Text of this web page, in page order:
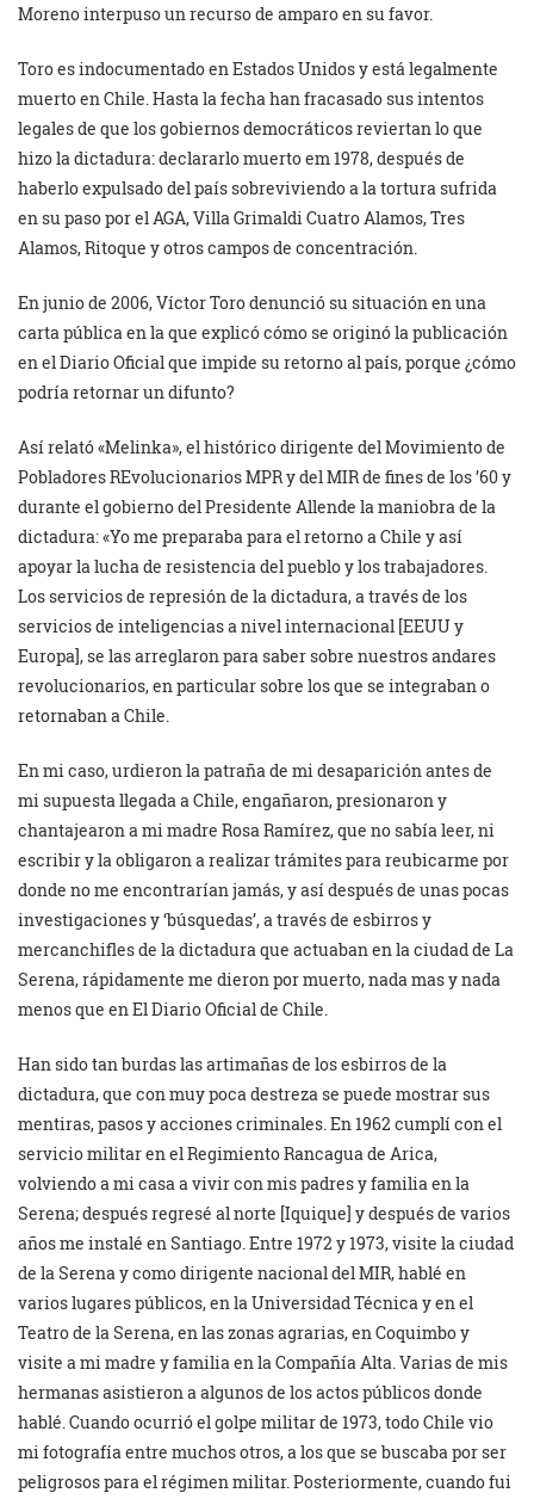
Moreno interpuso un recurso de amparo en su favor.
Toro es indocumentado en Estados Unidos y está legalmente
muerto en Chile. Hasta la fecha han fracasado sus intentos
legales de que los gobiernos democráticos reviertan lo que
hizo la dictadura: declararlo muerto em 1978, después de
haberlo expulsado del país sobreviviendo a la tortura sufrida
en su paso por el AGA, Villa Grimaldi Cuatro Alamos, Tres
Alamos, Ritoque y otros campos de concentración.
En junio de 2006, Víctor Toro denunció su situación en una
carta pública en la que explicó cómo se originó la publicación
en el Diario Oficial que impide su retorno al país, porque ¿cómo
podría retornar un difunto?
Así relató «Melinka», el histórico dirigente del Movimiento de
Pobladores REvolucionarios MPR y del MIR de fines de los ’60 y
durante el gobierno del Presidente Allende la maniobra de la
dictadura: «Yo me preparaba para el retorno a Chile y así
apoyar la lucha de resistencia del pueblo y los trabajadores.
Los servicios de represión de la dictadura, a través de los
servicios de inteligencias a nivel internacional [EEUU y
Europa], se las arreglaron para saber sobre nuestros andares
revolucionarios, en particular sobre los que se integraban o
retornaban a Chile.
En mi caso, urdieron la patraña de mi desaparición antes de
mi supuesta llegada a Chile, engañaron, presionaron y
chantajearon a mi madre Rosa Ramírez, que no sabía leer, ni
escribir y la obligaron a realizar trámites para reubicarme por
donde no me encontrarían jamás, y así después de unas pocas
investigaciones y ‘búsquedas’, a través de esbirros y
mercanchifles de la dictadura que actuaban en la ciudad de La
Serena, rápidamente me dieron por muerto, nada mas y nada
menos que en El Diario Oficial de Chile.
Han sido tan burdas las artimañas de los esbirros de la
dictadura, que con muy poca destreza se puede mostrar sus
mentiras, pasos y acciones criminales. En 1962 cumplí con el
servicio militar en el Regimiento Rancagua de Arica,
volviendo a mi casa a vivir con mis padres y familia en la
Serena; después regresé al norte [Iquique] y después de varios
años me instalé en Santiago. Entre 1972 y 1973, visite la ciudad
de la Serena y como dirigente nacional del MIR, hablé en
varios lugares públicos, en la Universidad Técnica y en el
Teatro de la Serena, en las zonas agrarias, en Coquimbo y
visite a mi madre y familia en la Compañía Alta. Varias de mis
hermanas asistieron a algunos de los actos públicos donde
hablé. Cuando ocurrió el golpe militar de 1973, todo Chile vio
mi fotografía entre muchos otros, a los que se buscaba por ser
peligrosos para el régimen militar. Posteriormente, cuando fui